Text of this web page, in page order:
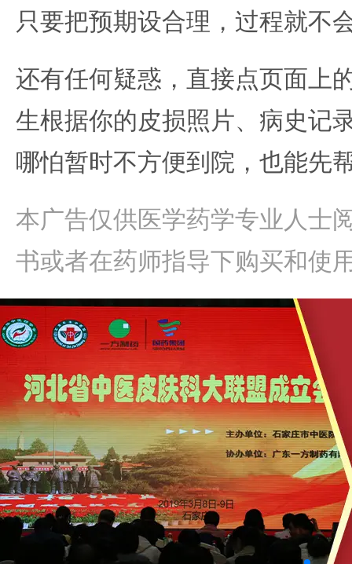
只要把预期设合理，过程就不
还有任何疑惑，直接点页面上
生根据你的皮损照片、病史记
哪怕暂时不方便到院，也能先
本广告仅供医学药学专业人士
书或者在药师指导下购买和使